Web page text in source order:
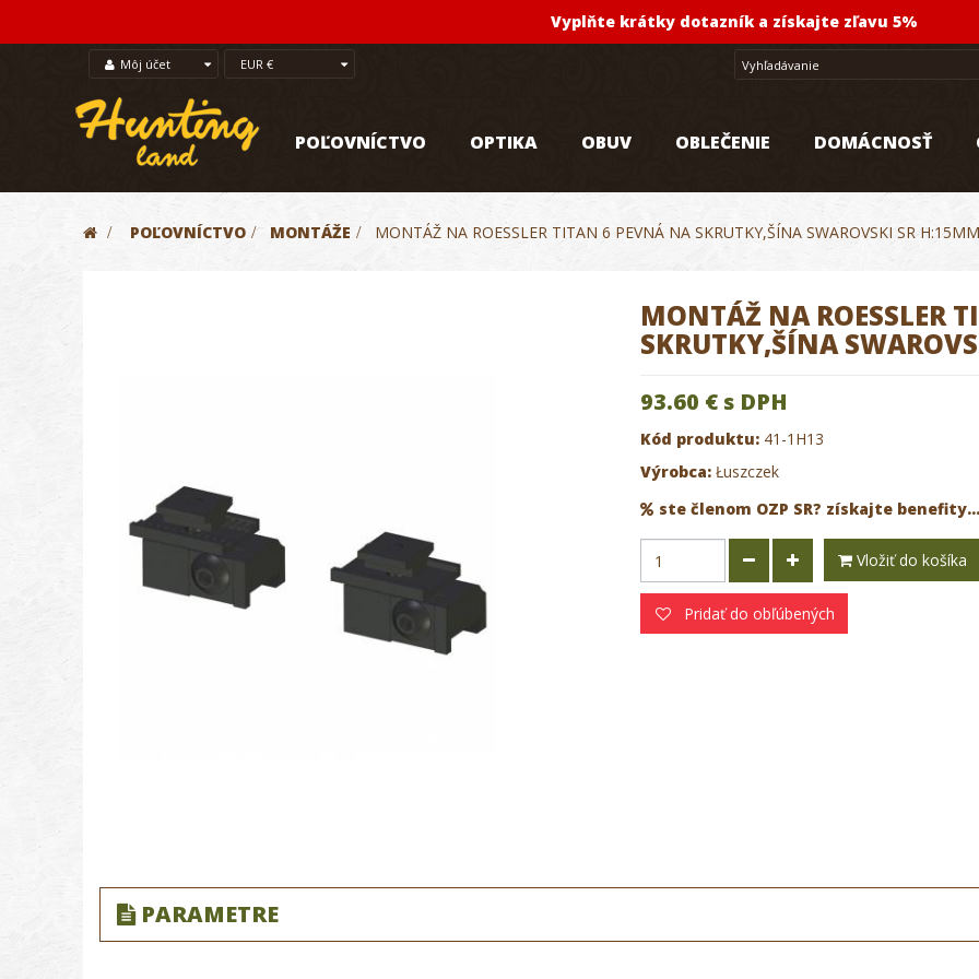
Vyplňte krátky dotazník a získajte zľavu 5%
Môj účet EUR €
POĽOVNÍCTVO OPTIKA OBUV OBLEČENIE DOMÁCNOSŤ
> POĽOVNÍCTVO > MONTÁŽE > MONTÁŽ NA ROESSLER TITAN 6 PEVNÁ NA SKRUTKY,ŠÍNA SWAROVSKI SR
MONTÁŽ NA ROESSLER
SKRUTKY,ŠÍNA
93.60 €s DPH
Kód produktu: 41-1H13
Výrobca: Łuszczek
ste členom OZP SR? získajte benefity...
Vložiť do košíka
Pridať do obľúbených
PARAMETRE